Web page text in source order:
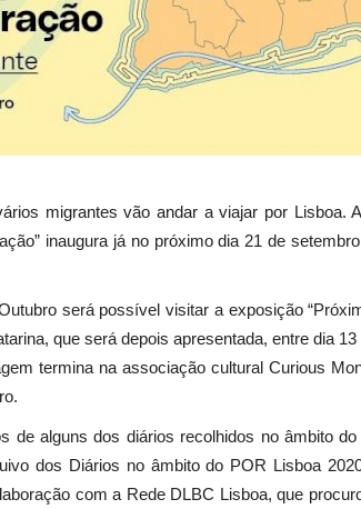
migrantes vão andar a viajar por Lisboa.
inaugura já no próximo dia 21 de
será possível visitar a exposição
que será depois apresentada, entre dia
termina na associação cultural Curious
de alguns dos diários recolhidos no âmbito do
dos Diários no âmbito do POR Lisboa
com a Rede DLBC Lisboa, que